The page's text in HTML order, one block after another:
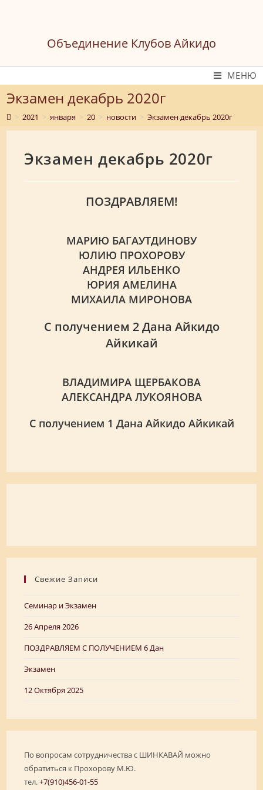
Объединение Клубов Айкидо
МЕНЮ
Экзамен декабрь 2020г
> 2021 > января > 20 > новости > Экзамен декабрь 2020г
Экзамен декабрь 2020г
ПОЗДРАВЛЯЕМ!
МАРИЮ БАГАУТДИНОВУ
ЮЛИЮ ПРОХОРОВУ
АНДРЕЯ ИЛЬЕНКО
ЮРИЯ АМЕЛИНА
МИХАИЛА МИРОНОВА
С получением 2 Дана Айкидо
Айкикай
ВЛАДИМИРА ЩЕРБАКОВА
АЛЕКСАНДРА ЛУКОЯНОВА
С получением 1 Дана Айкидо Айкикай
Свежие Записи
Семинар и Экзамен
26 Апреля 2026
ПОЗДРАВЛЯЕМ C ПОЛУЧЕНИЕМ 6 Дан
Экзамен
12 Октября 2025
По вопросам сотрудничества с ШИНКАВАЙ можно
обратиться к Прохорову М.Ю.
тел.+7(910)456-01-55